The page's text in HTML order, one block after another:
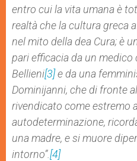
entro cui la vita umana è
realtà che la cultura greca
nel mito della dea Cura; è
pari efficacia da un medico
Bellieni[3]e da una
Dominijanni, che di fronte
rivendicato come estremo
autodeterminazione,
una madre, e si muore
intorno”.[4]